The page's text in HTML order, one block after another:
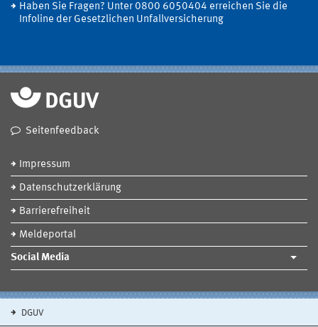
Haben Sie Fragen? Unter 0800 6050404 erreichen Sie die
Infoline der Gesetzlichen Unfallversicherung
Seitenfeedback
Impressum
Datenschutzerklärung
Barrierefreiheit
Meldeportal
Social Media
DGUV